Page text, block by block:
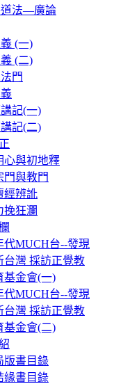
道法—廣論
(一)
(二)
門
記(一)
記(二)
心與初地釋
門與教門
經辨訛
挽狂瀾
代MUCH台--發現
台灣 採訪正覺教
基金會(一)
代MUCH台--發現
台灣 採訪正覺教
基金會(二)
版書目錄
緣書目錄